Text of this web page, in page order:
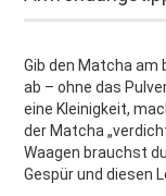
Gib den Matcha am
ab – ohne das
eine Kleinigkeit,
der Matcha
Waagen brauchst
Gespür und diesen